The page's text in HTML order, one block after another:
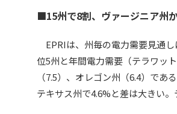
■15州で8割、ヴァージニア州
EPRIは、州毎の電力需要見通
位5州と年間電力需要（テラワッ
（7.5）、オレゴン州（6.4）で
テキサス州で4.6%と差は大きい